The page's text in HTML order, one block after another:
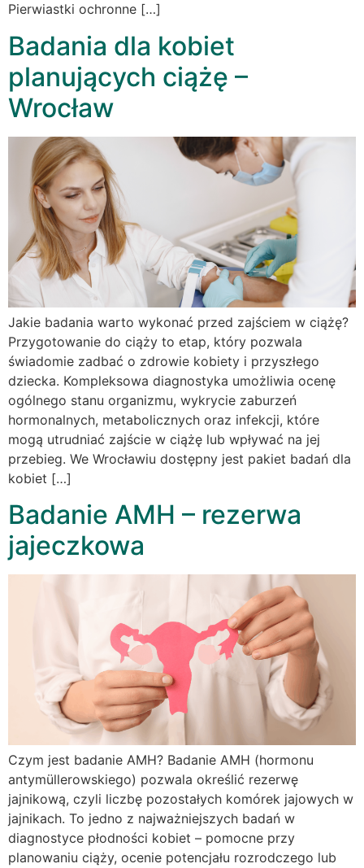
Pierwiastki ochronne […]
Badania dla kobiet
planujących ciążę –
Wrocław
Jakie badania warto wykonać przed zajściem w ciążę?
Przygotowanie do ciąży to etap, który pozwala
świadomie zadbać o zdrowie kobiety i przyszłego
dziecka. Kompleksowa diagnostyka umożliwia ocenę
ogólnego stanu organizmu, wykrycie zaburzeń
hormonalnych, metabolicznych oraz infekcji, które
mogą utrudniać zajście w ciążę lub wpływać na jej
przebieg. We Wrocławiu dostępny jest pakiet badań dla
kobiet […]
Badanie AMH – rezerwa
jajeczkowa
Czym jest badanie AMH? Badanie AMH (hormonu
antymüllerowskiego) pozwala określić rezerwę
jajnikową, czyli liczbę pozostałych komórek jajowych w
jajnikach. To jedno z najważniejszych badań w
diagnostyce płodności kobiet – pomocne przy
planowaniu ciąży, ocenie potencjału rozrodczego lub